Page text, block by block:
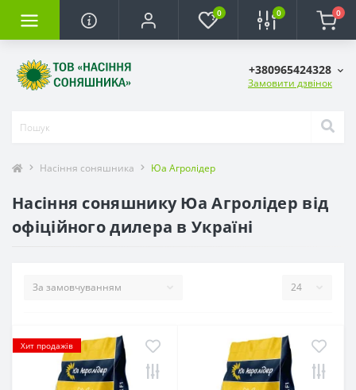
0 0 0
+380965424328
Замовити дзвінок
Насіння соняшника Юа Агролідер
Насіння соняшнику Юа Агролідер від
офіційного дилера в Україні
Хит продажів